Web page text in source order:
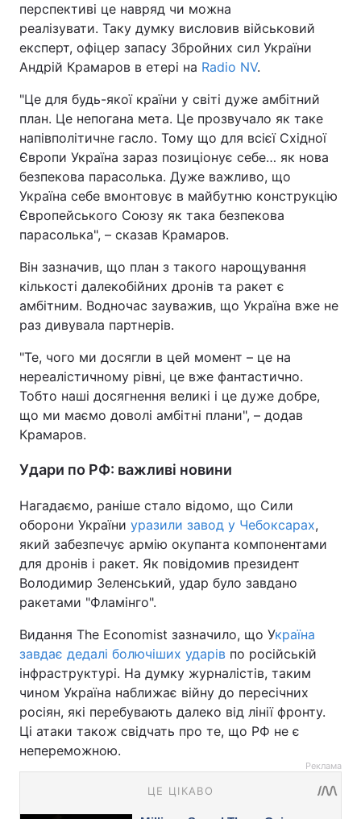
перспективі це навряд чи можна
реалізувати. Таку думку висловив військовий
експерт, офіцер запасу Збройних сил України
Андрій Крамаров в етері на Radio NV.
"Це для будь-якої країни у світі дуже амбітний
план. Це непогана мета. Це прозвучало як таке
напівполітичне гасло. Тому що для всієї Східної
Європи Україна зараз позиціонує себе… як нова
безпекова парасолька. Дуже важливо, що
Україна себе вмонтовує в майбутню конструкцію
Європейського Союзу як така безпекова
парасолька", – сказав Крамаров.
Він зазначив, що план з такого нарощування
кількості далекобійних дронів та ракет є
амбітним. Водночас зауважив, що Україна вже не
раз дивувала партнерів.
"Те, чого ми досягли в цей момент – це на
нереалістичному рівні, це вже фантастично.
Тобто наші досягнення великі і це дуже добре,
що ми маємо доволі амбітні плани", – додав
Крамаров.
Удари по РФ: важливі новини
Нагадаємо, раніше стало відомо, що Сили
оборони України уразили завод у Чебоксарах,
який забезпечує армію окупанта компонентами
для дронів і ракет. Як повідомив президент
Володимир Зеленський, удар було завдано
ракетами "Фламінго".
Видання The Economist зазначило, що Україна
завдає дедалі болючіших ударів по російській
інфраструктурі. На думку журналістів, таким
чином Україна наближає війну до пересічних
росіян, які перебувають далеко від лінії фронту.
Ці атаки також свідчать про те, що РФ не є
непереможною.
Реклама